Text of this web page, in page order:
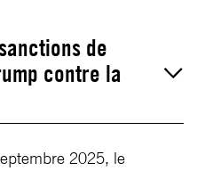
de
contre la
2025, le